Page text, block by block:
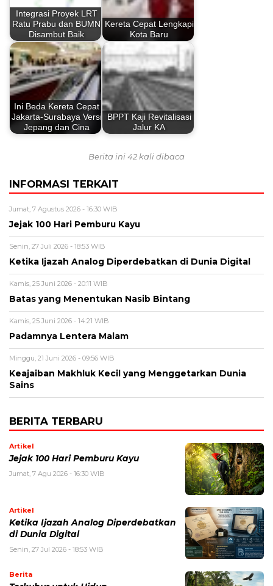
Integrasi Proyek LRT
Ratu Prabu dan BUMN
Disambut Baik
Kereta Cepat Lengkapi
Kota Baru
Ini Beda Kereta Cepat
Jakarta-Surabaya Versi
Jepang dan Cina
BPPT Kaji Revitalisasi
Jalur KA
Berita ini 42 kali dibaca
INFORMASI TERKAIT
Jumat, 7 Agustus 2026 - 16:30 WIB
Jejak 100 Hari Pemburu Kayu
Senin, 27 Juli 2026 - 18:53 WIB
Ketika Ijazah Analog Diperdebatkan di Dunia Digital
Kamis, 25 Juni 2026 - 20:11 WIB
Batas yang Menentukan Nasib Bintang
Kamis, 25 Juni 2026 - 14:21 WIB
Padamnya Lentera Malam
Minggu, 21 Juni 2026 - 09:56 WIB
Keajaiban Makhluk Kecil yang Menggetarkan Dunia
Sains
BERITA TERBARU
Artikel
Jejak 100 Hari Pemburu Kayu
Jumat, 7 Agu 2026 - 16:30 WIB
Artikel
Ketika Ijazah Analog Diperdebatkan
di Dunia Digital
Senin, 27 Jul 2026 - 18:53 WIB
Berita